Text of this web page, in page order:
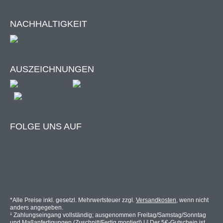
Wählbare Größen (Breite x Höhe):
110 x 180 cm: (max. Laibungsmaß 100 x 174 cm)
140 x 180 cm: (max. Laibungsmaß 130 x 174 cm)
Empfehlung!
NACHHALTIGKEIT
AUSZEICHNUNGEN
FOLGE UNS AUF
*Alle Preise inkl. gesetzl. Mehrwertsteuer zzgl. Versandkosten, wenn nicht
anders angegeben.
¹ Zahlungseingang vollständig; ausgenommen Freitag/Samstag/Sonntag